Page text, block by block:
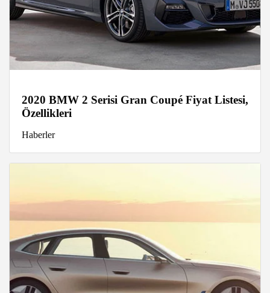
2020 BMW 2 Serisi Gran Coupé Fiyat Listesi,
Özellikleri
Haberler